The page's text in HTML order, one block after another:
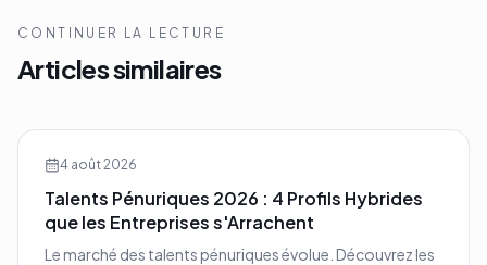
CONTINUER LA LECTURE
Articles similaires
4 août 2026
Talents Pénuriques 2026 : 4 Profils Hybrides
que les Entreprises s'Arrachent
Le marché des talents pénuriques évolue. Découvrez les